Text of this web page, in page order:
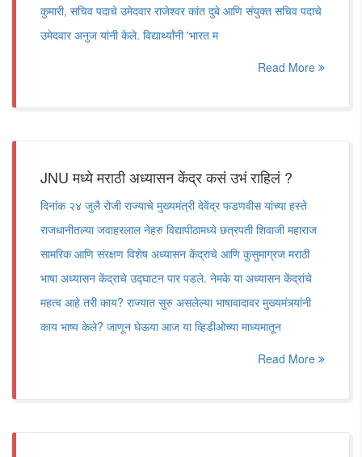
कुमारी, सचिव पदाचे उमेदवार राजेश्वर कांत दुबे आणि संयुक्त सचिव पदाचे
उमेदवार अनुज यांनी केले. विद्यार्थ्यांनी 'भारत म
Read More
JNU मध्ये मराठी अध्यासन केंद्र कसं उभं राहिलं ?
दिनांक २४ जुलै रोजी राज्याचे मुख्यमंत्री देवेंद्र फडणवीस यांच्या हस्ते
राजधानीतल्या जवाहरलाल नेहरु विद्यापीठामध्ये छत्रपती शिवाजी महाराज
सामरिक आणि संरक्षण विशेष अध्यासन केंद्राचे आणि कुसुमाग्रज मराठी
भाषा अध्यासन केंद्राचे उद्घाटन पार पडले. नेमके या अध्यासन केंद्रांचे
महत्व आहे तरी काय? राज्यात सुरु असलेल्या भाषावादावर मुख्यमंत्र्यांनी
काय भाष्य केले? जाणून घेऊया आज या व्हिडीओच्या माध्यमातून
Read More